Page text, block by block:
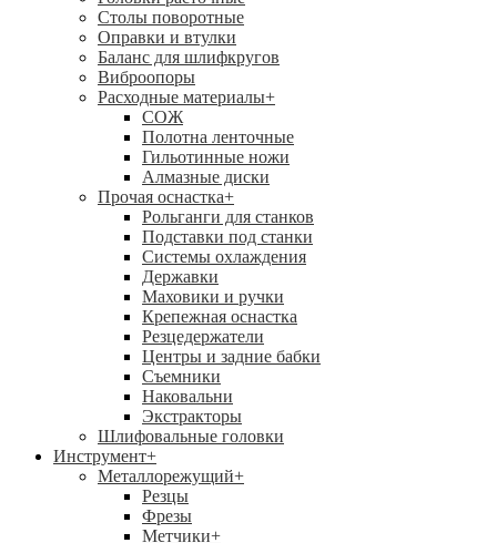
Столы поворотные
Оправки и втулки
Баланс для шлифкругов
Виброопоры
Расходные материалы+
СОЖ
Полотна ленточные
Гильотинные ножи
Алмазные диски
Прочая оснастка+
Рольганги для станков
Подставки под станки
Системы охлаждения
Державки
Маховики и ручки
Крепежная оснастка
Резцедержатели
Центры и задние бабки
Съемники
Наковальни
Экстракторы
Шлифовальные головки
Инструмент+
Металлорежущий+
Резцы
Фрезы
Метчики+